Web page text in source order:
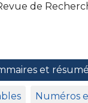
de
et
Numéros